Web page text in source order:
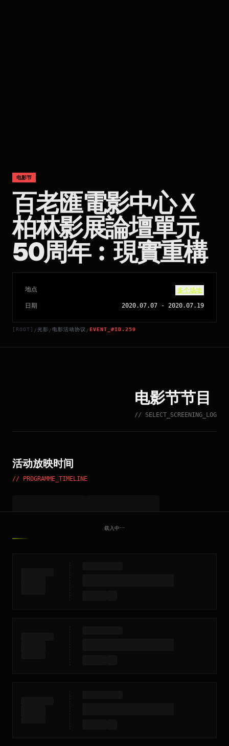
[ROOT] /光影 /电影活动协议 /EVENT_#ID.259
电影节
百老匯電影中心Ｘ
柏林影展論壇單元
50周年︰現實重構
地点 多个场地
日期 2020.07.07 - 2020.07.19
电影节节目
// SELECT_SCREENING_LOG
活动放映时间
// PROGRAMME_TIMELINE
载入中⋯